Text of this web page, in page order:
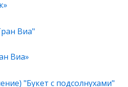
Виа»